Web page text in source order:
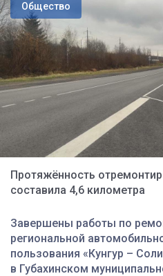
Общество
Протяжённость
составила 4,6 километра
Завершены работы по
региональной
пользования «Кунгур –
в Губахинском